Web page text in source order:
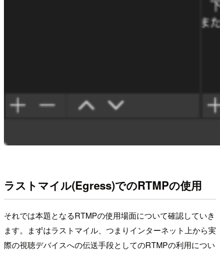
ラストマイル(Egress)でのRTMPの使用
それでは本題となるRTMPの使用場面について確認していき
ます。まずはラストマイル、つまりインターネット上から実
際の視聴デバイスへの伝送手段としてのRTMPの利用につい